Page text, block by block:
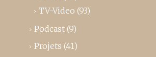
TV-Video (93)
Podcast (9)
Projets (41)